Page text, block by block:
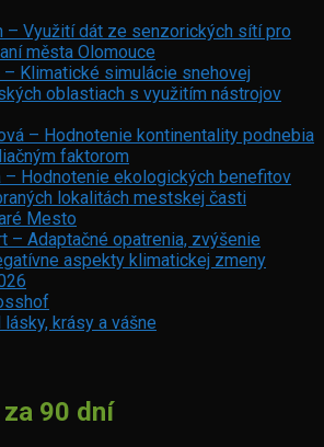
– Využití dát ze senzorických sítí pro
města Olomouce
Klimatické simulácie snehovej
oblastiach s využitím nástrojov
– Hodnotenie kontinentality podnebia
faktorom
– Hodnotenie ekologických benefitov
lokalitách mestskej časti
Mesto
– Adaptačné opatrenia, zvýšenie
aspekty klimatickej zmeny
krásy a vášne
90 dní